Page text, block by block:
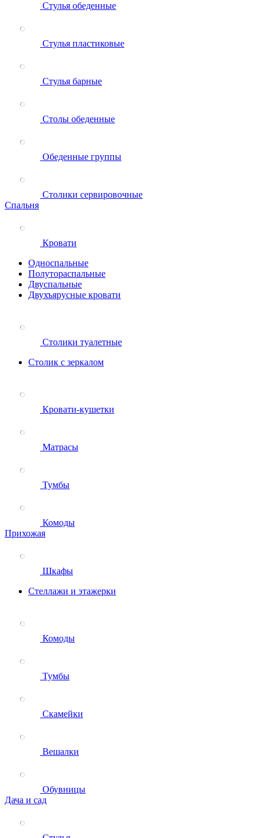
Стулья обеденные
Стулья пластиковые
Стулья барные
Столы обеденные
Обеденные группы
Столики сервировочные
Спальня
Кровати
Односпальные
Полутораспальные
Двуспальные
Двухъярусные кровати
Столики туалетные
Столик с зеркалом
Кровати-кушетки
Матрасы
Тумбы
Комоды
Прихожая
Шкафы
Стеллажи и этажерки
Комоды
Тумбы
Скамейки
Вешалки
Обувницы
Дача и сад